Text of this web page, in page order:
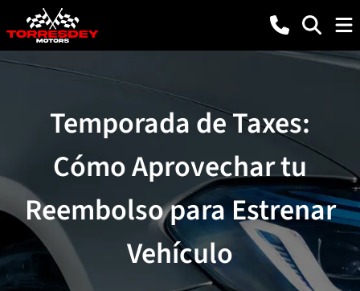
Temporada de Taxes:
Cómo Aprovechar tu
Reembolso para Estrenar
Vehículo